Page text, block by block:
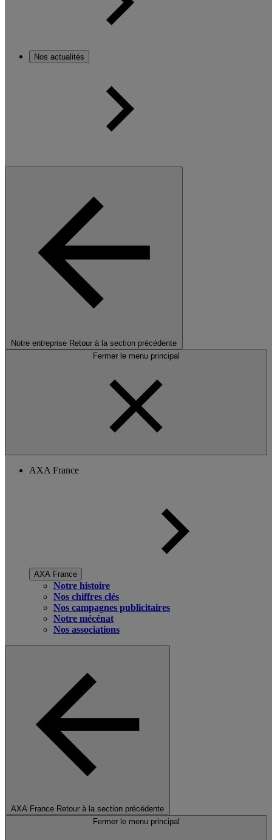
Nos actualités
Notre entreprise Retour à la section précédente
Fermer le menu principal
AXA France
AXA France
Notre histoire
Nos chiffres clés
Nos campagnes publicitaires
Notre mécénat
Nos associations
AXA France Retour à la section précédente
Fermer le menu principal